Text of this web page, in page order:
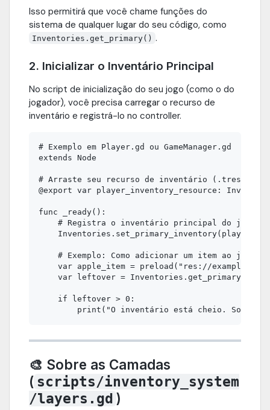
Isso permitirá que você chame funções do
sistema de qualquer lugar do seu código, como
Inventories.get_primary() .
2. Inicializar o Inventário Principal
No script de inicialização do seu jogo (como o do
jogador), você precisa carregar o recurso de
inventário e registrá-lo no controller.
# Exemplo em Player.gd ou GameManager.gd
extends Node
# Arraste seu recurso de inventário (.tres)
@export var player_inventory_resource:
func _ready():
# Registra o inventário principal do
# Exemplo: Como adicionar um item ao
var apple_item = preload("res://
var leftover =
    if leftover > 0:
🎨 Sobre as Camadas
( scripts/inventory_system
/layers.gd )